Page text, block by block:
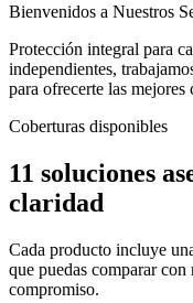
Bienvenidos a Nuestros
Protección integral para
independientes,
para ofrecerte las mejores
Coberturas disponibles
11 soluciones
claridad
Cada producto incluye
que puedas comparar
compromiso.